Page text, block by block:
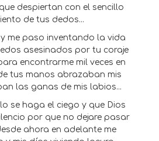
despiertan con el sencillo
de tus dedos...
me paso inventando la vida
asesinados por tu coraje
encontrarme mil veces en
tus manos abrazaban mis
las ganas de mis labios...
se haga el ciego y que Dios
por que no dejare pasar
ahora en adelante me